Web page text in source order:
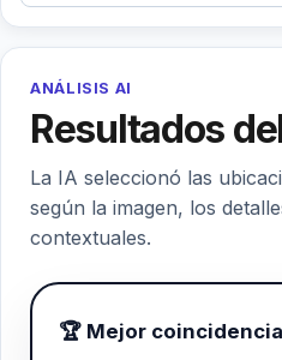
ANÁLISIS AI
Resultados
La IA seleccionó las
según la imagen, los
contextuales.
🏆 Mejor coincidencia